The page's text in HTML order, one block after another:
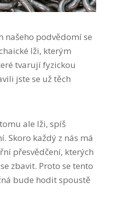
našeho podvědomí se
lži, kterým
tvarují fyzickou
jste se už těch
ale lži, spíš
Skoro každý z nás má
přesvědčení, kterých
zbavit. Proto se tento
bude hodit spoustě